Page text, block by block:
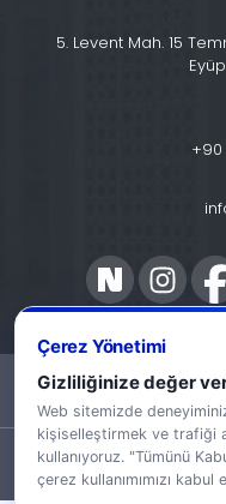
5. Levent Mah. 15
+90
KVKK
©2026 Haliç
Çerez Yönetimi
Gizliliğinize değer
Web sitemizde
kişiselleştirmek ve trafiği
kullanıyoruz. "Tümünü
çerez kullanımımızı kabul